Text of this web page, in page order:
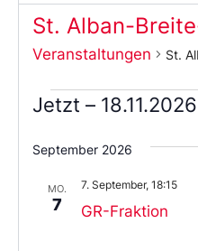
St. Alban-
Veranstaltungen St.
Jetzt – 18.11.2026
Sie
das
aus.
September 2026
MO.
7 GR-Fraktion
7. September, 18:15